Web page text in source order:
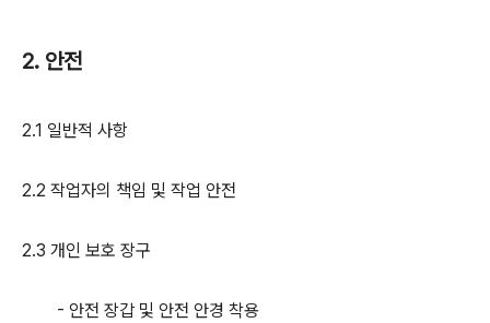
2. 안전
2.1 일반적 사항
2.2 작업자의 책임 및 작업 안전
2.3 개인 보호 장구
- 안전 장갑 및 안전 안경 착용